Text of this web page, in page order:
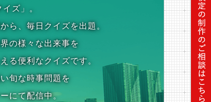
ズ」。
ら、毎日クイズを出題。
の様々な出来事を
る便利なクイズです。
旬な時事問題を
にて配信中。